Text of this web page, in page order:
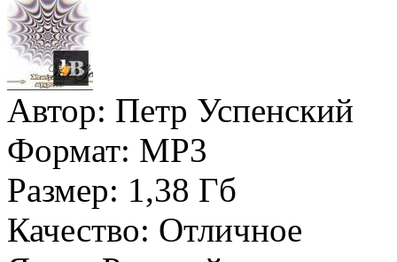
Автор: Петр Успенский
Формат: MP3
Размер: 1,38 Гб
Качество: Отличное